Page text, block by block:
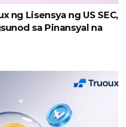
ng Lisensya ng US SEC,
sa Pinansyal na